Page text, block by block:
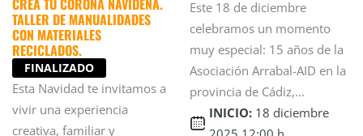
CREA TU CORONA NAVIDEÑA.
TALLER DE MANUALIDADES
CON MATERIALES
RECICLADOS.
FINALIZADO
Esta Navidad te invitamos a
vivir una experiencia
creativa, familiar y
Este 18 de diciembre
celebramos un momento
muy especial: 15 años de la
Asociación Arrabal-AID en la
provincia de Cádiz,...
INICIO: 18 diciembre